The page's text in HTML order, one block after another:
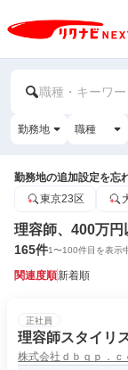
職種・キーワ
勤務地 職種
勤務地の追加設定を忘
東京23区
理容師、400万円
165件1〜100件目を表示
関連度順新着順
正社員
理容師スタイリ
株式会社ｄｂｑｐ．ｃ